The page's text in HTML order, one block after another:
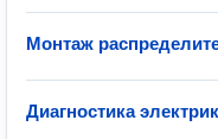
Монтаж
Диагностика